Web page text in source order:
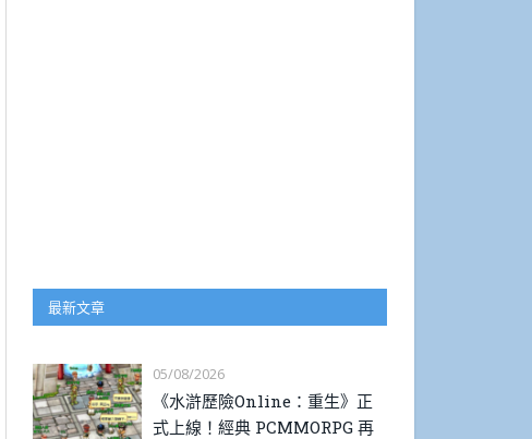
最新文章
05/08/2026
《水滸歷險Online：重生》正
式上線！經典 PCMMORPG 再